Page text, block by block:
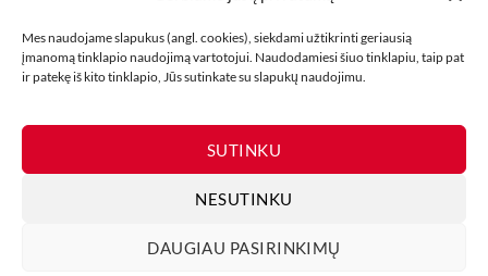
Mes naudojame slapukus (angl. cookies), siekdami užtikrinti geriausią
įmanomą tinklapio naudojimą vartotojui. Naudodamiesi šiuo tinklapiu, taip pat
ir patekę iš kito tinklapio, Jūs sutinkate su slapukų naudojimu.
SUTINKU
NESUTINKU
DAUGIAU PASIRINKIMŲ
Komentavimas išjungtasįraše
fejerverkų
parduotuvė
Klaipedoje!
01
Lap
Kaip fotografuoti fejerverkus
Komentavimas išjungtasįraše
fejerverkus
MŪSŲ PARDUOTUVĖS KONTAKTAI TINKLARAŠTIS